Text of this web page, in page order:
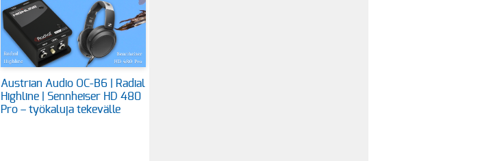
Austrian Audio OC-B6 | Radial
Highline | Sennheiser HD 480
Pro – työkaluja tekevälle